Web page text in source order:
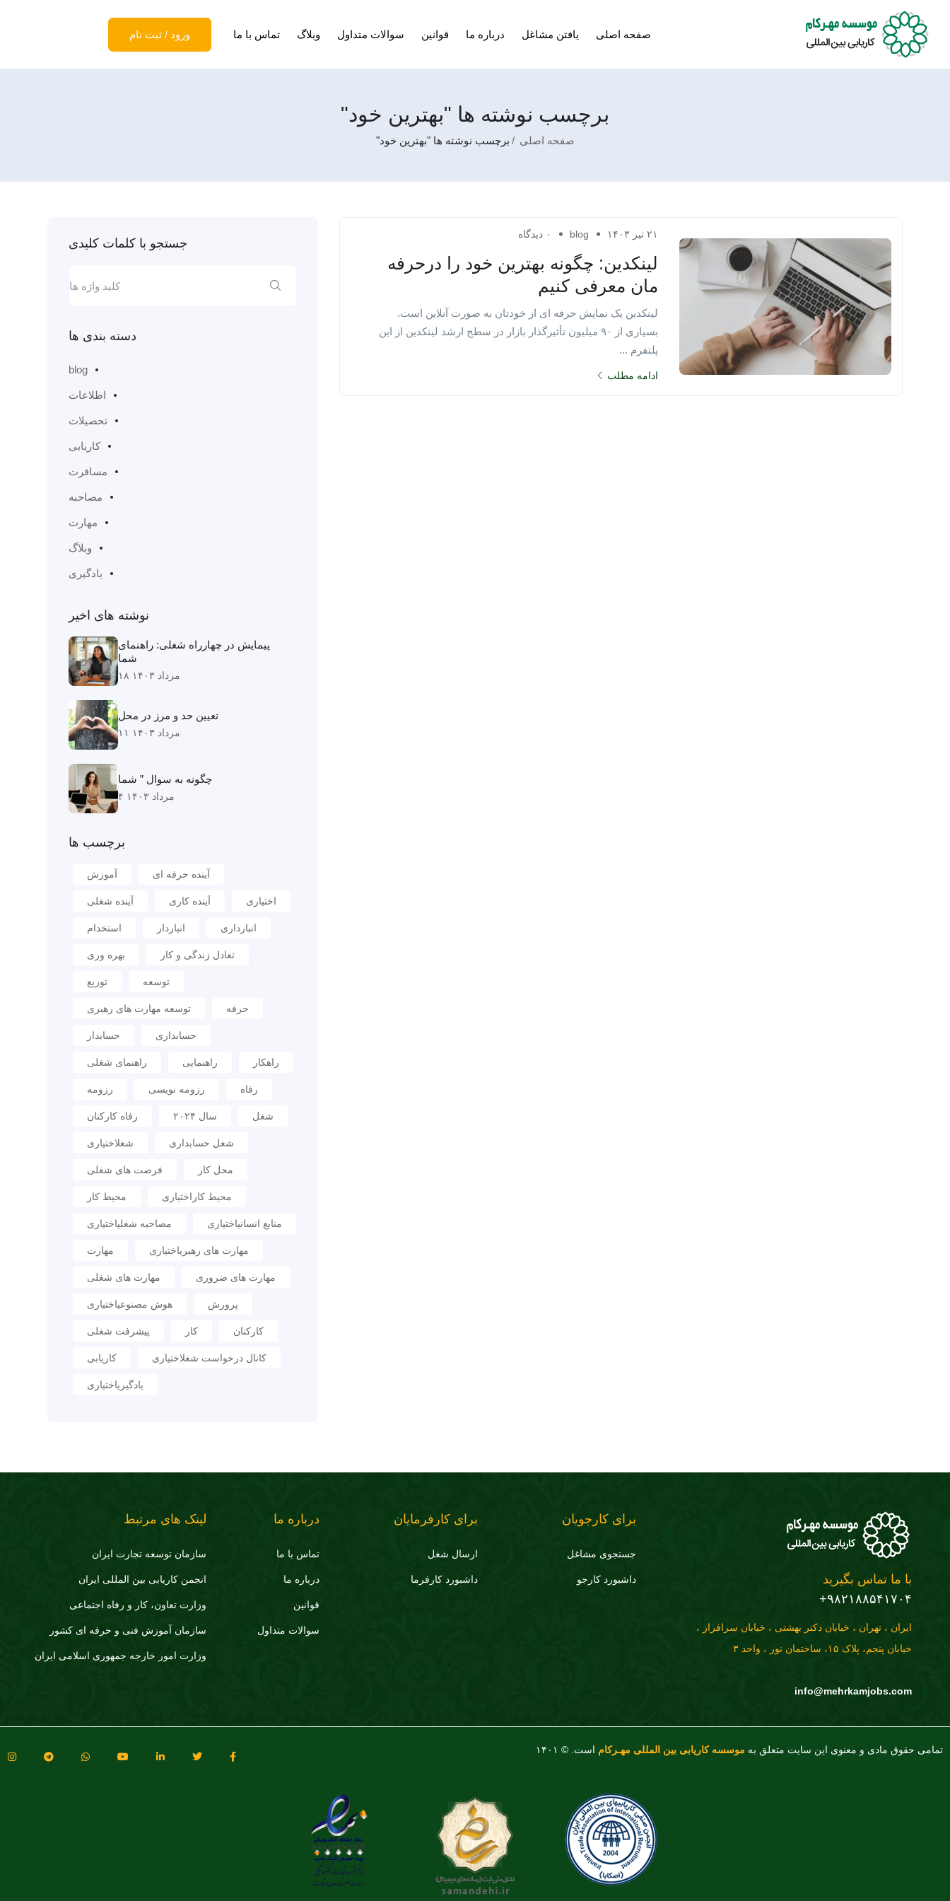
صفحه اصلی یافتن مشاغل درباره ما قوانین سوالات متداول وبلاگ تماس با ما ورود / ثبت نام
برچسب نوشته ها "بهترین خود"
صفحه اصلی برچسب نوشته ها "بهترین خود"
۲۱ تیر ۱۴۰۳ blog ۰ دیدگاه
لینکدین: چگونه بهترین خود را درحرفه
مان معرفی کنیم
لینکدین یک نمایش حرفه ای از خودتان به صورت آنلاین است.
بسیاری از ۹۰ میلیون تأثیرگذار بازار در سطح ارشد لینکدین از این
پلتفرم ...
ادامه مطلب
جستجو با کلمات کلیدی
دسته بندی ها
blog
اطلاعات
تحصیلات
کاریابی
مسافرت
مصاحبه
مهارت
وبلاگ
یادگیری
نوشته های اخیر
پیمایش در چهارراه شغلی: راهنمای
شما
۱۸ مرداد ۱۴۰۳
تعیین حد و مرز در محل
۱۱ مرداد ۱۴۰۳
چگونه به سوال ” شما
۴ مرداد ۱۴۰۳
برچسب ها
آموزش آینده حرفه ای
آینده شغلی آینده کاری اختیاری
استخدام انباردار انبارداری
بهره وری تعادل زندگی و کار
توزیع توسعه
توسعه مهارت های رهبری حرفه
حسابدار حسابداری
راهنمای شغلی راهنمایی راهکار
رزومه رزومه نویسی رفاه
رفاه کارکنان سال ۲۰۲۴ شغل
شغلاختیاری شغل حسابداری
فرصت های شغلی محل کار
محیط کار محیط کاراختیاری
مصاحبه شغلیاختیاری منابع انسانیاختیاری
مهارت مهارت های رهبریاختیاری
مهارت های شغلی مهارت های ضروری
هوش مصنوعیاختیاری پرورش
پیشرفت شغلی کار کارکنان
کاریابی کانال درخواست شغلاختیاری
یادگیریاختیاری
با ما تماس بگیرید
۹۸۲۱۸۸۵۴۱۷۰۴+
ایران ، تهران ، خیابان دکتر بهشتی ، خیابان سرافراز ،
خیابان پنجم، پلاک ۱۵، ساختمان نور ، واحد ۳
info@mehrkamjobs.com
برای کارجویان
جستجوی مشاغل
داشبورد کارجو
برای کارفرمایان
ارسال شغل
داشبورد کارفرما
درباره ما
تماس با ما
درباره ما
قوانین
سوالات متداول
لینک های مرتبط
سازمان توسعه تجارت ايران
انجمن کاریابی بین المللی ایران
وزارت تعاون، کار و رفاه اجتماعی
سازمان آموزش فنی و حرفه ای کشور
وزارت امور خارجه جمهوری اسلامی ایران
تمامی حقوق مادی و معنوی این سایت متعلق به موسسه کاریابی بین المللی مهـرکام است. © ۱۴۰۱